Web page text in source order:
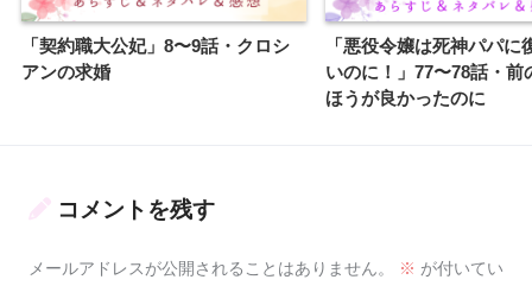
「契約職大公妃」8〜9話・クロシ
アンの求婚
「悪役令嬢は死神パパに
いのに！」77〜78話・前
ほうが良かったのに
コメントを残す
メールアドレスが公開されることはありません。 ※ が付いてい